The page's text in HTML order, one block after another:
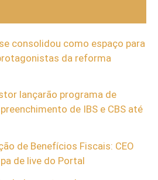
consolidou como espaço para
da reforma
lançarão programa de
de IBS e CBS até
de Benefícios Fiscais: CEO
de live do Portal